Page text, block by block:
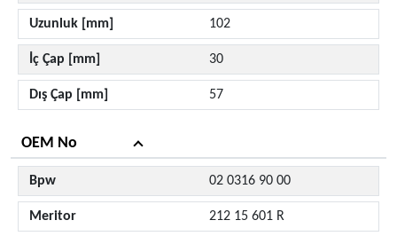
Uzunluk [mm] 102
İç Çap [mm] 30
Dış Çap [mm] 57
OEM No
Bpw 02 0316 90 00
Meritor 212 15 601 R